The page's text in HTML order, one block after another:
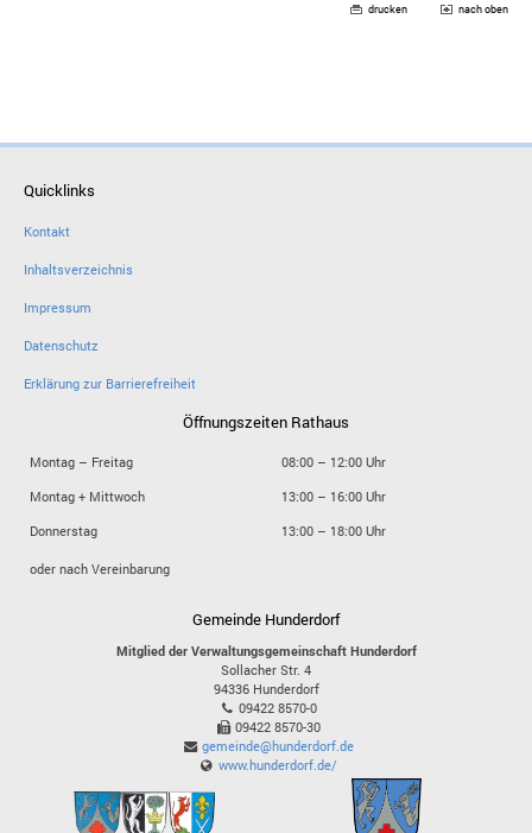
drucken nach oben
Quicklinks
Kontakt
Inhaltsverzeichnis
Impressum
Datenschutz
Erklärung zur Barrierefreiheit
Öffnungszeiten Rathaus
Montag – Freitag
08:00 – 12:00 Uhr
Montag + Mittwoch
13:00 – 16:00 Uhr
Donnerstag
13:00 – 18:00 Uhr
oder nach Vereinbarung
Gemeinde Hunderdorf
Mitglied der Verwaltungsgemeinschaft Hunderdorf
Sollacher Str. 4
94336 Hunderdorf
09422 8570-0
09422 8570-30
gemeinde@hunderdorf.de
www.hunderdorf.de/